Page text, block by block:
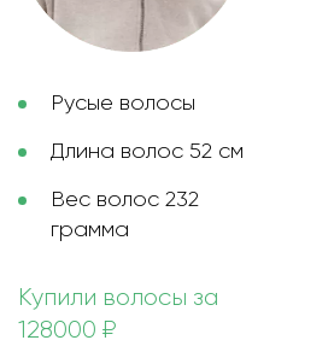
Русые волосы
Длина волос 52 см
Вес волос 232
грамма
Купили волосы за
128000 ₽